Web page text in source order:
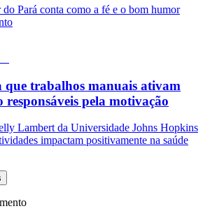
Pará conta como a fé e o bom humor
que trabalhos manuais ativam
responsáveis pela motivação
Lambert da Universidade Johns Hopkins
impactam positivamente na saúde